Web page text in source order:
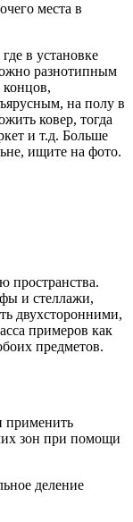
места в
в установке
разнотипным
на полу в
ковер, тогда
и т.д. Больше
ищите на фото.
пространства.
и стеллажи,
двухсторонними,
примеров как
предметов.
применить
зон при помощи
деление